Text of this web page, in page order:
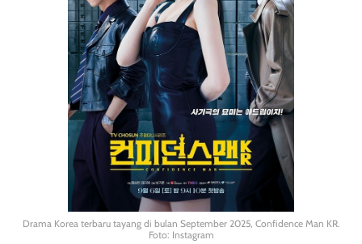
Drama Korea terbaru tayang di bulan September 2025, Confidence Man KR.
Foto: Instagram